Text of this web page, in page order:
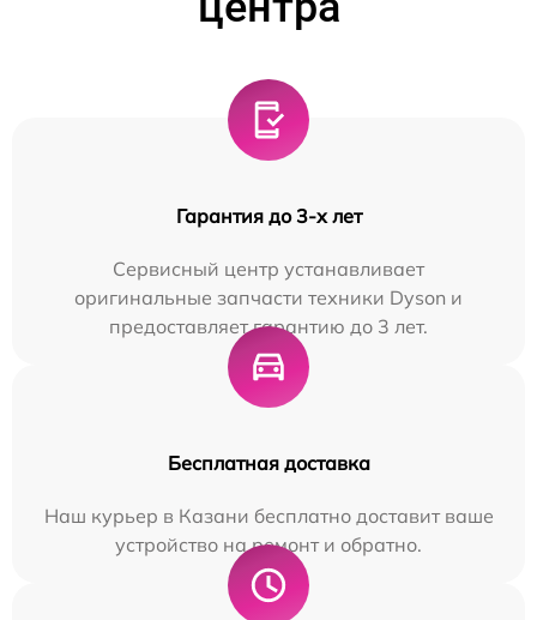
Гарантия до 3-х лет
Сервисный центр устанавливает
оригинальные запчасти техники Dyson и
предоставляет гарантию до 3 лет.
Бесплатная доставка
Наш курьер в Казани бесплатно доставит ваше
устройство на ремонт и обратно.